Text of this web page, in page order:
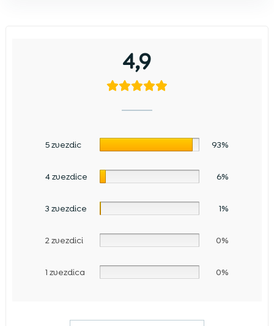
4,9
5 zvezdic 93%
4 zvezdice 6%
3 zvezdice 1%
2 zvezdici 0%
1 zvezdica 0%